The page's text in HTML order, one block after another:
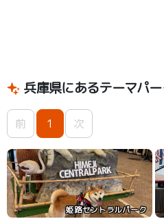
兵庫県にあるテーマパ
前 1 次
姫路セントラルパーク